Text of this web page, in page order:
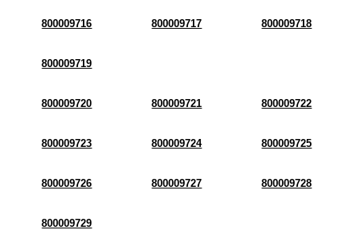
800009716 800009717 800009718
800009719
800009720 800009721 800009722
800009723 800009724 800009725
800009726 800009727 800009728
800009729